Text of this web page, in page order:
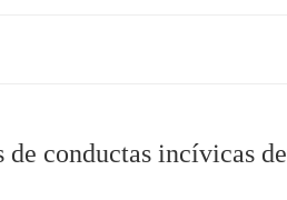
de conductas incívicas de